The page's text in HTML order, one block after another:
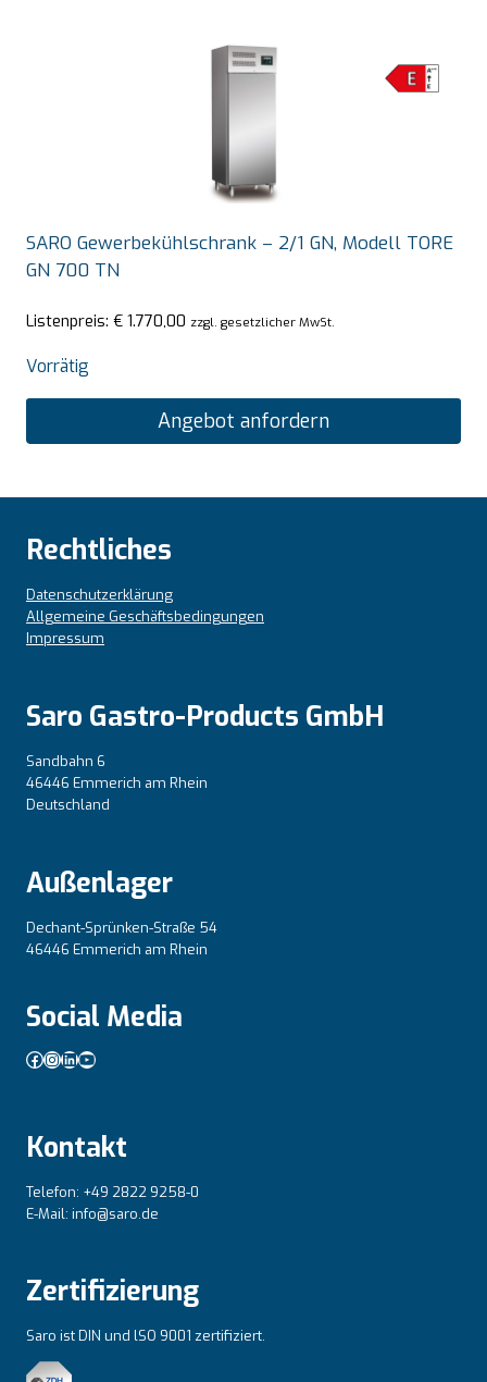
SARO Gewerbekühlschrank – 2/1 GN, Modell TORE
GN 700 TN
Listenpreis: € 1.770,00 zzgl. gesetzlicher MwSt.
Vorrätig
Angebot anfordern
Rechtliches
Datenschutzerklärung
Allgemeine Geschäftsbedingungen
Impressum
Saro Gastro-Products GmbH
Sandbahn 6
46446 Emmerich am Rhein
Deutschland
Außenlager
Dechant-Sprünken-Straße 54
46446 Emmerich am Rhein
Social Media
Facebook
Instagram
LinkedIn
YouTube
Kontakt
Telefon: +49 2822 9258-0
E-Mail: info@saro.de
Zertifizierung
Saro ist DIN und lSO 9001 zertifiziert.